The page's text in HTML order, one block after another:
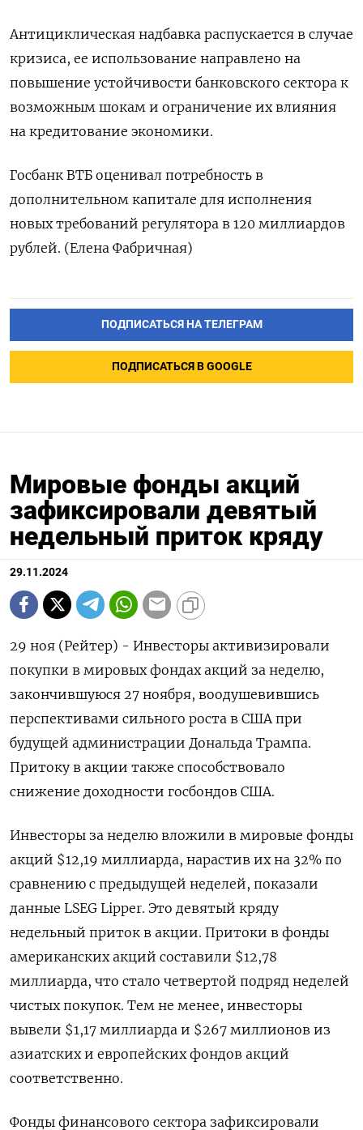
Антициклическая надбавка распускается в случае
кризиса, ее использование направлено на
повышение устойчивости банковского сектора к
возможным шокам и ограничение их влияния
на кредитование экономики.
Госбанк ВТБ оценивал потребность в
дополнительном капитале для исполнения
новых требований регулятора в 120 миллиардов
рублей. (Елена Фабричная)
ПОДПИСАТЬСЯ НА ТЕЛЕГРАМ
ПОДПИСАТЬСЯ В GOOGLE
Мировые фонды акций
зафиксировали девятый
недельный приток кряду
29.11.2024
29 ноя (Рейтер) - Инвесторы активизировали
покупки в мировых фондах акций за неделю,
закончившуюся 27 ноября, воодушевившись
перспективами сильного роста в США при
будущей администрации Дональда Трампа.
Притоку в акции также способствовало
снижение доходности госбондов США.
Инвесторы за неделю вложили в мировые фонды
акций $12,19 миллиарда, нарастив их на 32% по
сравнению с предыдущей неделей, показали
данные LSEG Lipper. Это девятый кряду
недельный приток в акции. Притоки в фонды
американских акций составили $12,78
миллиарда, что стало четвертой подряд неделей
чистых покупок. Тем не менее, инвесторы
вывели $1,17 миллиарда и $267 миллионов из
азиатских и европейских фондов акций
соответственно.
Фонды финансового сектора зафиксировали